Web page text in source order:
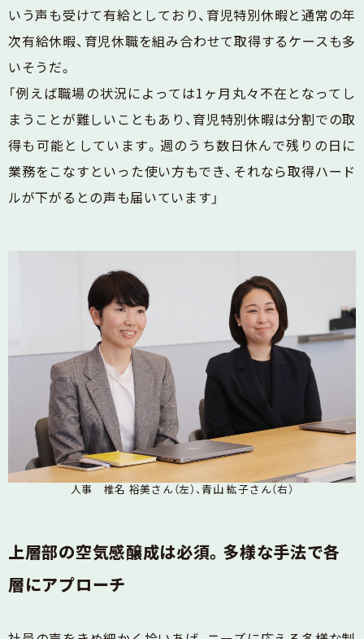
いう声も受けて有給としており、育児特別休暇と通常の年
次有給休暇、育児休職を組み合わせて取得するケースも多
いそうだ。
「例えば職場の状況によっては1ヶ月丸々不在となってし
まうことが難しいこともあり、育児特別休暇は分割での取
得も可能としています。週のうち数日休んで残りの日に
業務をこなすといった使い方もでき、それなら取得ハード
ルが下がるとの声も届いています」
人事 椎名 裕美さん（左）、青山 紘子さん（右）
上層部の空気感醸成は必須。多様な手法で各
層にアプローチ